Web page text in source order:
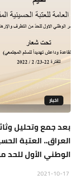
اخبار
بعد جمع وتحليل
العراق.. العتبة
الوطني الأول للحد